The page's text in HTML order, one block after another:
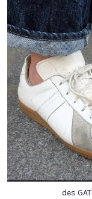
des